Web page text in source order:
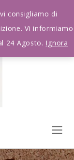
consigliamo di
Vi informiamo
24 Agosto. Ignora